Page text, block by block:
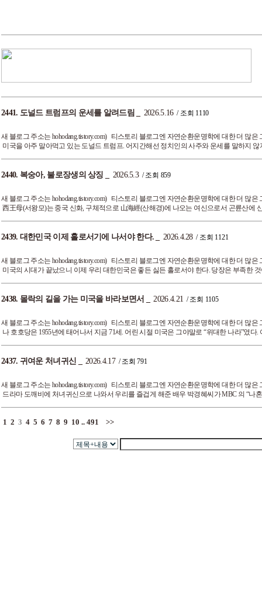
2441. 도널드 트럼프의 운세를 알려드림 2026.5.16 / 조회 1110
새 블로그 주소는 hohodang.tistory.com) 티스토리 블로그엔 자연순환운명학에 대한 더 많
미국을 아주 말아먹고 있는 도널드 트럼프. 어지간해선 정치인의 사주와 운세를 말하지 않
2440. 복숭아, 불로장생의 상징 2026.5.3 / 조회 859
새 블로그 주소는 hohodang.tistory.com) 티스토리 블로그엔 자연순환운명학에 대한 더 많
西王母(서왕모)는 중국 신화, 구체적으로 山海經(산해경)에 나오는 여신으로서 곤륜산에
2439. 대한민국 이제 홀로서기에 나서야 한다. 2026.4.28 / 조회 1121
새 블로그 주소는 hohodang.tistory.com) 티스토리 블로그엔 자연순환운명학에 대한 더 많
미국의 시대가 끝났으니 이제 우리 대한민국은 좋든 싫든 홀로서야 한다. 당장은 부족한
2438. 몰락의 길을 가는 미국을 바라보면서 2026.4.21 / 조회 1105
새 블로그 주소는 hohodang.tistory.com) 티스토리 블로그엔 자연순환운명학에 대한 더 많
나 호호당은 1955년에 태어나서 지금 71세. 어린 시절 미국은 그야말로 “위대한 나라”였
2437. 귀여운 처녀귀신 2026.4.17 / 조회 791
새 블로그 주소는 hohodang.tistory.com) 티스토리 블로그엔 자연순환운명학에 대한 더 많
드라마 도깨비에 처녀귀신으로 나와서 우리를 즐겁게 해준 배우 박경혜씨가 MBC 의 “나
1 2 3 4 5 6 7 8 9 10 .. 491 >>